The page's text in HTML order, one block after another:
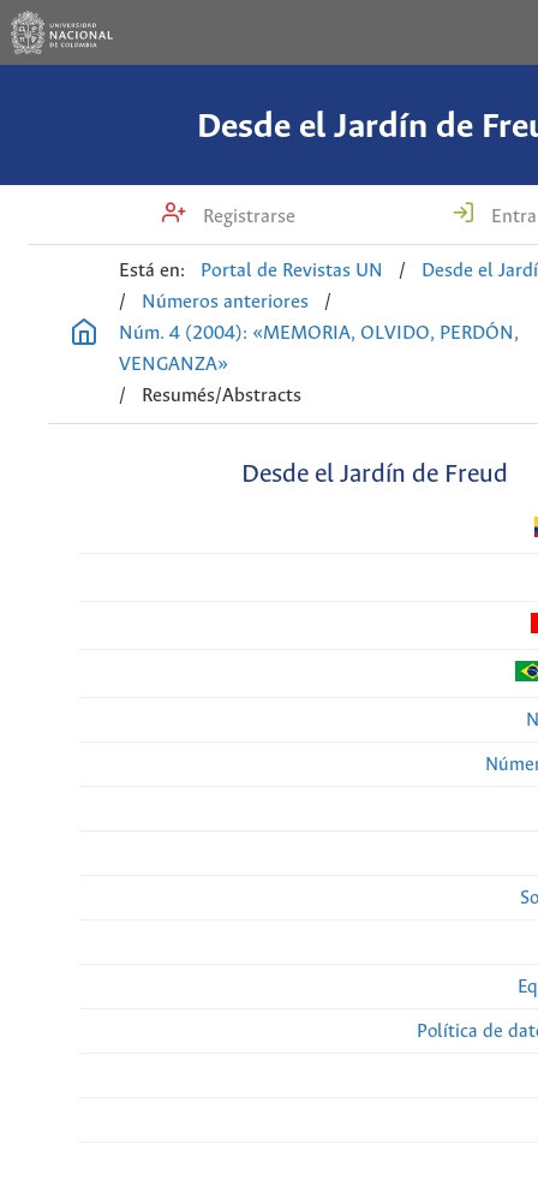
Desde el Jardín de
Registrarse
Está en: Portal de Revistas UN /
Desde el
/
Números anteriores
/
Núm. 4 (2004): «MEMORIA, OLVIDO, PERDÓN,
VENGANZA»
/
Resumés/Abstracts
Desde el Jardín de Freud
Política de